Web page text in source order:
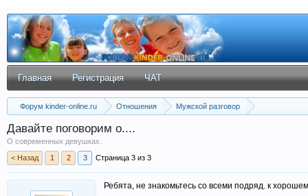
Главная Регистрация ЧАТ
Форум kinder-online.ru Отношения Мужской разговор
Давайте поговорим о....
О современных девушках.
< Назад
1 2 3 Страница 3 из 3
Ребята, не знакомьтесь со всеми подряд. к